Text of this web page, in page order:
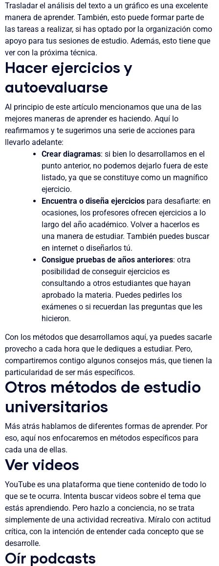
Trasladar el análisis del texto a un gráfico es una excelente
manera de aprender. También, esto puede formar parte de
las tareas a realizar, si has optado por la organización como
apoyo para tus sesiones de estudio. Además, esto tiene que
ver con la próxima técnica.
Hacer ejercicios y
autoevaluarse
Al principio de este artículo mencionamos que una de las
mejores maneras de aprender es haciendo. Aquí lo
reafirmamos y te sugerimos una serie de acciones para
llevarlo adelante:
Crear diagramas: si bien lo desarrollamos en el
punto anterior, no podemos dejarlo fuera de este
listado, ya que se constituye como un magnífico
ejercicio.
Encuentra o diseña ejercicios para desafiarte: en
ocasiones, los profesores ofrecen ejercicios a lo
largo del año académico. Volver a hacerlos es
una manera de estudiar. También puedes buscar
en internet o diseñarlos tú.
Consigue pruebas de años anteriores: otra
posibilidad de conseguir ejercicios es
consultando a otros estudiantes que hayan
aprobado la materia. Puedes pedirles los
exámenes o si recuerdan las preguntas que les
hicieron.
Con los métodos que desarrollamos aquí, ya puedes sacarle
provecho a cada hora que le dediques a estudiar. Pero,
compartiremos contigo algunos consejos más, que tienen la
particularidad de ser más específicos.
Otros métodos de estudio
universitarios
Más atrás hablamos de diferentes formas de aprender. Por
eso, aquí nos enfocaremos en métodos específicos para
cada una de ellas.
Ver videos
YouTube es una plataforma que tiene contenido de todo lo
que se te ocurra. Intenta buscar videos sobre el tema que
estás aprendiendo. Pero hazlo a conciencia, no se trata
simplemente de una actividad recreativa. Míralo con actitud
crítica, con la intención de entender cada concepto que se
desarrolle.
Oír podcasts